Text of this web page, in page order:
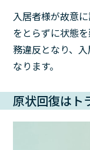
入居者様が故意
をとらずに状態
務違反となり、
なります。
原状回復はト